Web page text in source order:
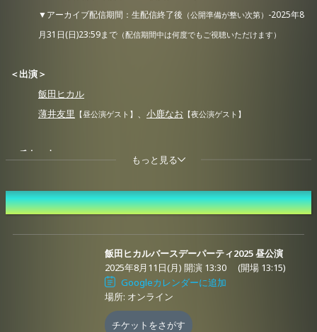
▼アーカイブ配信期間：生配信終了後 （公開準備が整い次第） -2025年8
月31日(日)23:59まで （配信期間中は何度でもご視聴いただけます）
＜出演＞
飯田ヒカル
薄井友里 【昼公演ゲスト】 、 小鹿なお 【夜公演ゲスト】
＜チケット＞
で
価格：
通しチケット（スマホ壁紙付き）：6,000円（特典：スマホ壁紙
画像1種【1,800 x 2,500 px / jpeg】※マイページ内「デジタルグッ
ズ一覧」よりダウンロードお願いします。）
各公演チケット：各3,300円
※各チケットご購入時にシステム利用料が発生します、予めご了承
もっと見る
開催日時
飯田ヒカルバースデーパーティ2025 昼公演
2025年8月11日(月) 開演 13:30
(開場 13:15)
Googleカレンダーに追加
場所: オンライン
チケットをさがす